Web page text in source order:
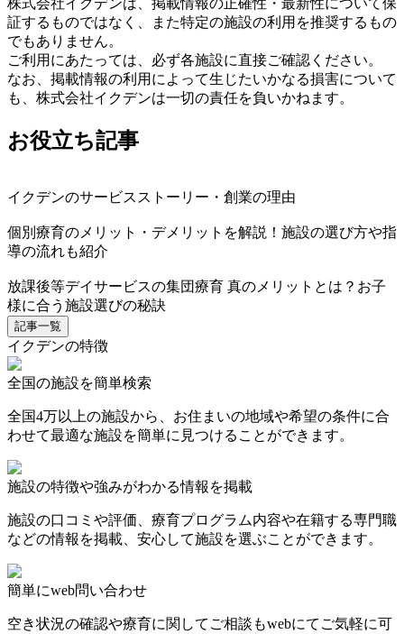
証するものではなく、また特定の施設の利用を推奨するもの
でもありません。
ご利用にあたっては、必ず各施設に直接ご確認ください。
なお、掲載情報の利用によって生じたいかなる損害について
も、株式会社イクデンは一切の責任を負いかねます。
お役立ち記事
イクデンのサービスストーリー・創業の理由
個別療育のメリット・デメリットを解説！施設の選び方や指
導の流れも紹介
放課後等デイサービスの集団療育 真のメリットとは？お子
様に合う施設選びの秘訣
記事一覧
イクデンの特徴
全国の施設を簡単検索
全国4万以上の施設から、お住まいの地域や希望の条件に合
わせて最適な施設を簡単に見つけることができます。
施設の特徴や強みがわかる情報を掲載
施設の口コミや評価、療育プログラム内容や在籍する専門職
などの情報を掲載、安心して施設を選ぶことができます。
簡単にweb問い合わせ
空き状況の確認や療育に関してご相談もwebにてご気軽に可